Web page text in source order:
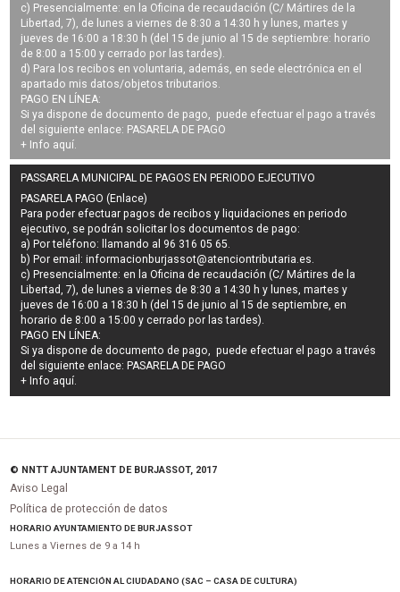
c) Presencialmente: en la Oficina de recaudación (C/ Mártires de la
Libertad, 7), de lunes a viernes de 8:30 a 14:30 h y lunes, martes y
jueves de 16:00 a 18:30 h (del 15 de junio al 15 de septiembre: horario
de 8:00 a 15:00 y cerrado por las tardes).
d) Para los recibos en voluntaria, además, en sede electrónica en el
apartado mis datos/objetos tributarios.
PAGO EN LÍNEA:
Si ya dispone de documento de pago, puede efectuar el pago a través
del siguiente enlace: PASARELA DE PAGO
+ Info aquí.
PASSARELA MUNICIPAL DE PAGOS EN PERIODO EJECUTIVO
PASARELA PAGO (Enlace)
Para poder efectuar pagos derecibos y liquidaciones en periodo
ejecutivo, se podrán solicitar los documentos de pago:
a) Por teléfono: llamando al 96 316 05 65.
b) Por email:informacionburjassot@atenciontributaria.es.
c) Presencialmente: en la Oficina de recaudación (C/ Mártires de la
Libertad, 7), de lunes a viernes de 8:30 a 14:30 h y lunes, martes y
jueves de 16:00 a 18:30 h (del 15 de junio al 15 de septiembre, en
horario de 8:00 a 15:00 y cerrado por las tardes).
PAGO EN LÍNEA:
Si ya dispone de documento de pago, puede efectuar el pago a través
del siguiente enlace: PASARELA DE PAGO
+ Info aquí.
© NNTT AJUNTAMENT DE BURJASSOT, 2017
Aviso Legal
Política de protección de datos
HORARIO AYUNTAMIENTO DE BURJASSOT
Lunes a Viernes de 9 a 14 h
HORARIO DE ATENCIÓN AL CIUDADANO (SAC – CASA DE CULTURA)